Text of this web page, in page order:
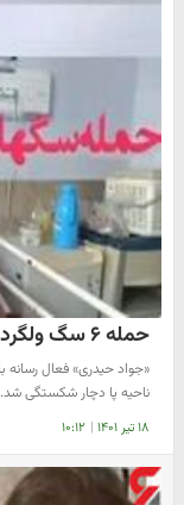
حمله ۶ سگ ولگرد به خبرنگار بابلی +فیلم
ناحیه پا دچار شکستگی شد.
۱۸ تیر ۱۴۰۱ | ۱۰:۱۲